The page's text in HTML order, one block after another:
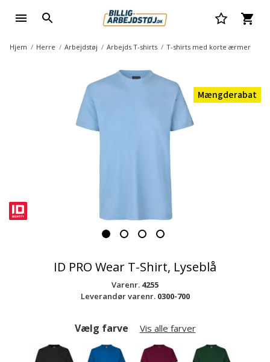
Hjem Herre Arbejdstøj Arbejds T-shirts T-shirts med korte ærmer
Mængderabat
ID PRO Wear T-Shirt, Lyseblå
Varenr. 4255
Leverandør varenr. 0300-700
Vælg farve Vis alle farver